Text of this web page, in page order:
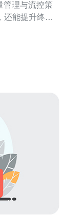
管理与流控策
还能提升终端